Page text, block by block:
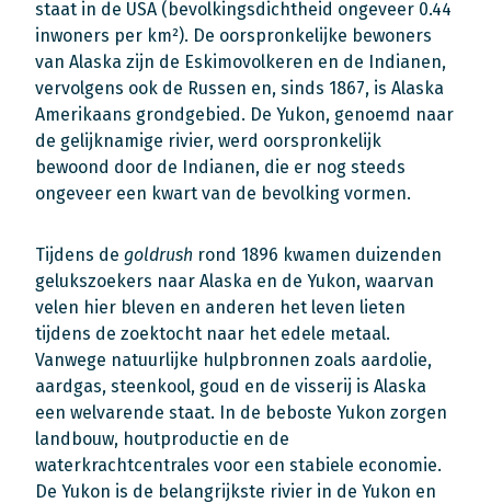
staat in de USA (bevolkingsdichtheid ongeveer 0.44
inwoners per km²). De oorspronkelijke bewoners
van Alaska zijn de Eskimovolkeren en de Indianen,
vervolgens ook de Russen en, sinds 1867, is Alaska
Amerikaans grondgebied. De Yukon, genoemd naar
de gelijknamige rivier, werd oorspronkelijk
bewoond door de Indianen, die er nog steeds
ongeveer een kwart van de bevolking vormen.
Tijdens de goldrush rond 1896 kwamen duizenden
gelukszoekers naar Alaska en de Yukon, waarvan
velen hier bleven en anderen het leven lieten
tijdens de zoektocht naar het edele metaal.
Vanwege natuurlijke hulpbronnen zoals aardolie,
aardgas, steenkool, goud en de visserij is Alaska
een welvarende staat. In de beboste Yukon zorgen
landbouw, houtproductie en de
waterkrachtcentrales voor een stabiele economie.
De Yukon is de belangrijkste rivier in de Yukon en